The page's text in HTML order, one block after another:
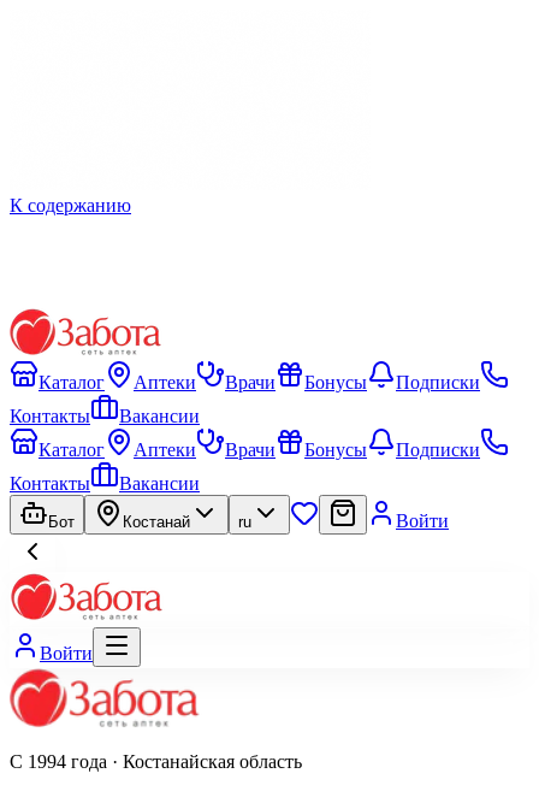
К содержанию
Каталог Аптеки Врачи Бонусы
Подписки
Контакты
Вакансии
Каталог
Аптеки Врачи Бонусы
Подписки
Контакты
Вакансии
Бот Костанай ru Войти
Войти
С 1994 года · Костанайская область